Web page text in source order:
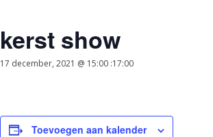
kerst show
17 december, 2021 @ 15:00 :17:00
Toevoegen aan kalender